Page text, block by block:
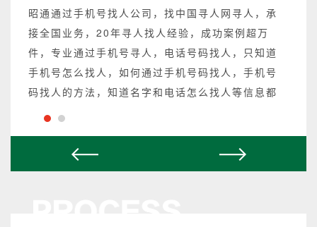
昭通通过手机号找人公司，找中国寻人网寻人，承
接全国业务，20年寻人找人经验，成功案例超万
件，专业通过手机号寻人，电话号码找人，只知道
手机号怎么找人，如何通过手机号码找人，手机号
码找人的方法，知道名字和电话怎么找人等信息都
可以操作，不成功不收费。